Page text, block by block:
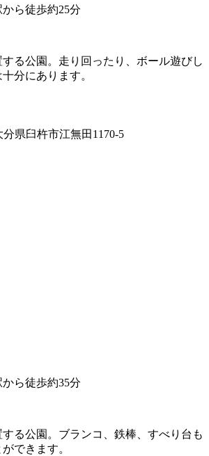
から徒歩約25分
る公園。走り回ったり、ボール遊びし
分にあります。
分県臼杵市江無田1170-5
から徒歩約35分
る公園。ブランコ、鉄棒、すべり台も
できます。